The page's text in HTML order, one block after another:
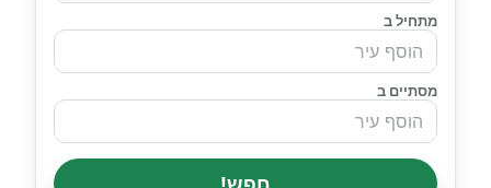
מתחיל ב
מסתיים ב